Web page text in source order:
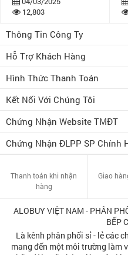
12,803
Thông Tin Công Ty
Hỗ Trợ Khách Hàng
Hình Thức Thanh Toán
Kết Nối Với Chúng Tôi
Chứng Nhận Website TMĐT
Chứng Nhận ĐLPP SP Chính
Thanh toán khi nhận
hàng
Giao
ALOBUY VIỆT NAM - PHÂN
BẾP
Là kênh phân phối sỉ - lẻ các
mang đến một môi trường làm